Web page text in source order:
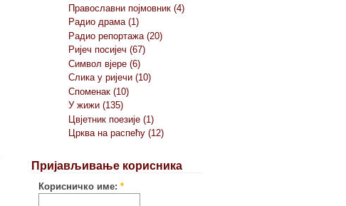
Православни појмовник (4)
Радио драма (1)
Радио репортажа (20)
Ријеч посијеч (67)
Символ вјере (6)
Слика у ријечи (10)
Споменак (10)
У жижи (135)
Цвјетник поезије (1)
Црква на распећу (12)
Пријављивање корисника
Корисничко име: *